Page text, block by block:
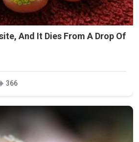
And It Dies From A Drop Of
366